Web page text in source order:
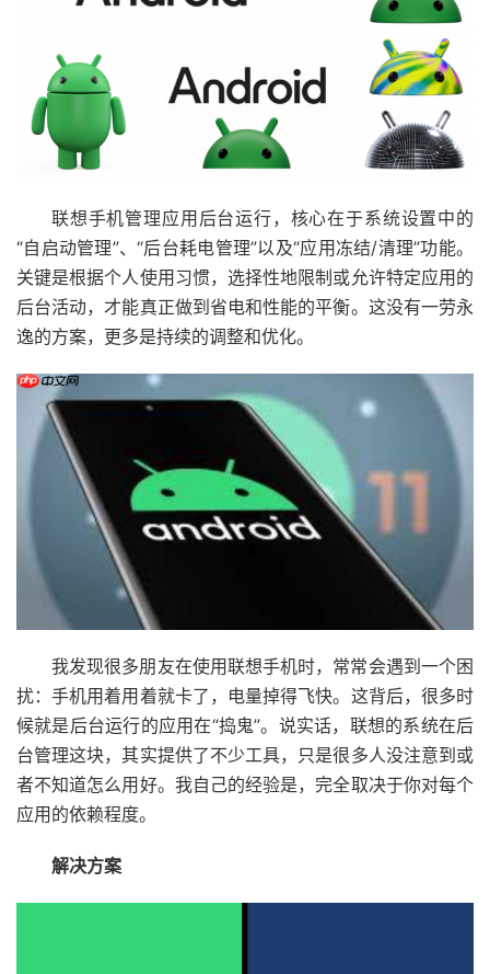
联想手机管理应用后台运行，核心在于系统设置中的
“自启动管理”、“后台耗电管理”以及“应用冻结/清理”功能。
关键是根据个人使用习惯，选择性地限制或允许特定应用的
后台活动，才能真正做到省电和性能的平衡。这没有一劳永
逸的方案，更多是持续的调整和优化。
我发现很多朋友在使用联想手机时，常常会遇到一个困
扰：手机用着用着就卡了，电量掉得飞快。这背后，很多时
候就是后台运行的应用在“捣鬼”。说实话，联想的系统在后
台管理这块，其实提供了不少工具，只是很多人没注意到或
者不知道怎么用好。我自己的经验是，完全取决于你对每个
应用的依赖程度。
解决方案